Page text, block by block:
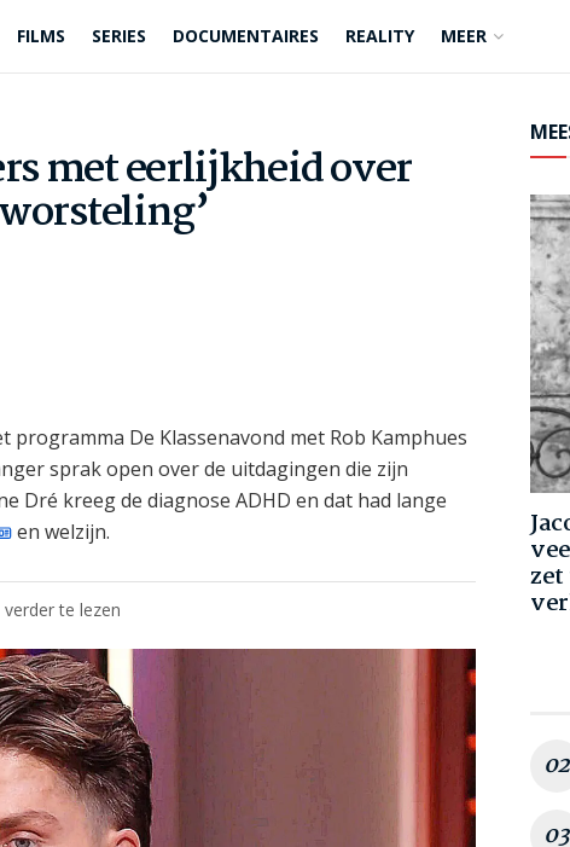
FILMS SERIES DOCUMENTAIRES REALITY MEER
met eerlijkheid over
De Klassenavond met Rob Kamphues
sprak open over de uitdagingen die zijn
Dré kreeg de diagnose ADHD en dat had lange
en welzijn.
te lezen